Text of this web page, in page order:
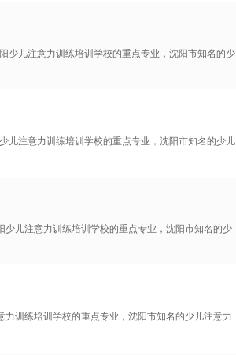
少儿注意力训练培训学校的重点专业，沈阳市知名的少
儿注意力训练培训学校的重点专业，沈阳市知名的少儿
儿注意力训练培训学校的重点专业，沈阳市知名的少
训练培训学校的重点专业，沈阳市知名的少儿注意力